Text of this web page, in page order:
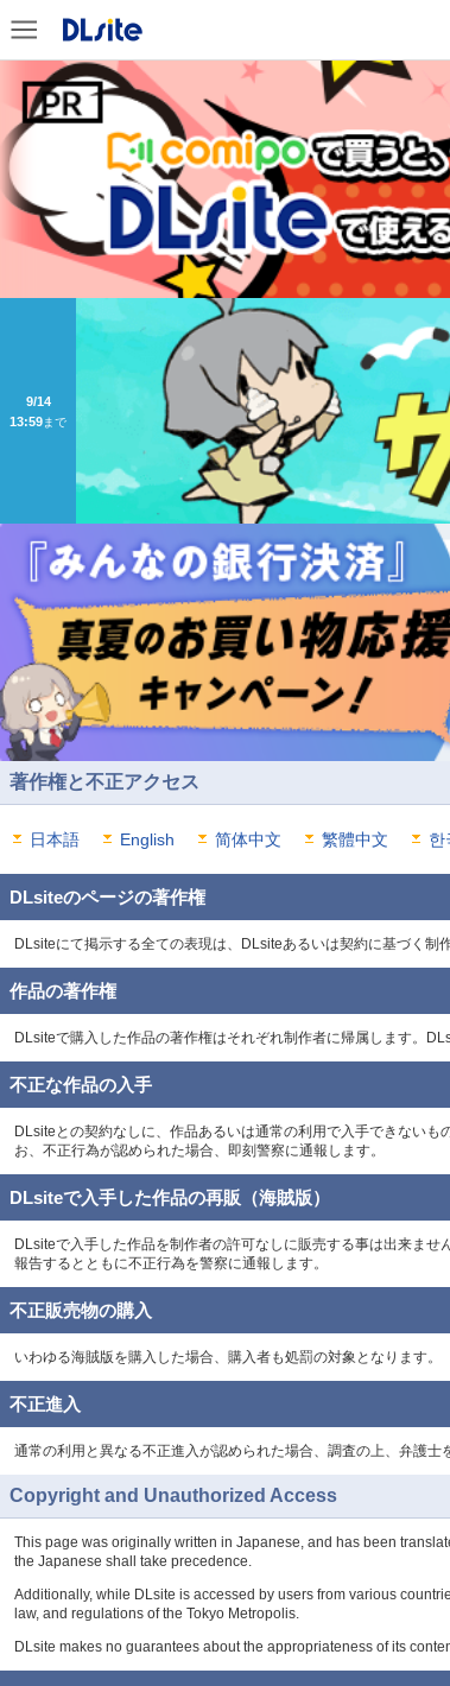
9/14
13:59まで
著作権と不正アクセス
日本語 English 简体中文 繁體中文 한
DLsiteのページの著作権
DLsiteにて掲示する全ての表現は、DLsiteあるいは契約に基づく制
作品の著作権
DLsiteで購入した作品の著作権はそれぞれ制作者に帰属します。
不正な作品の入手
DLsiteとの契約なしに、作品あるいは通常の利用で入手できない
お、不正行為が認められた場合、即刻警察に通報します。
DLsiteで入手した作品の再販（海賊版）
DLsiteで入手した作品を制作者の許可なしに販売する事は出来ま
報告するとともに不正行為を警察に通報します。
不正販売物の購入
いわゆる海賊版を購入した場合、購入者も処罰の対象となります。
不正進入
通常の利用と異なる不正進入が認められた場合、調査の上、弁護士
Copyright and Unauthorized Access
This page was originally written in Japanese, and has been
the Japanese shall take precedence.
Additionally, while DLsite is accessed by users from various
law, and regulations of the Tokyo Metropolis.
DLsite makes no guarantees about the appropriateness of its